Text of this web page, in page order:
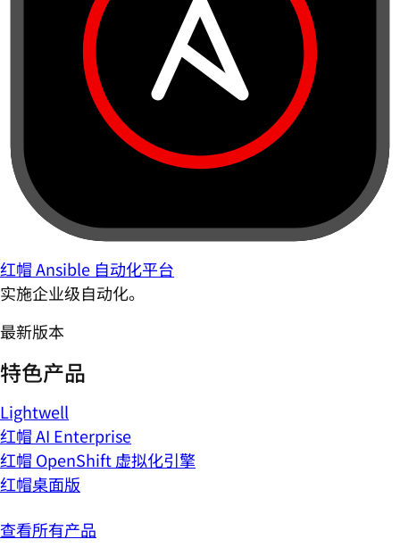
红帽 Ansible 自动化平台
实施企业级自动化。
最新版本
特色产品
Lightwell
红帽 AI Enterprise
红帽 OpenShift 虚拟化引擎
红帽桌面版
查看所有产品